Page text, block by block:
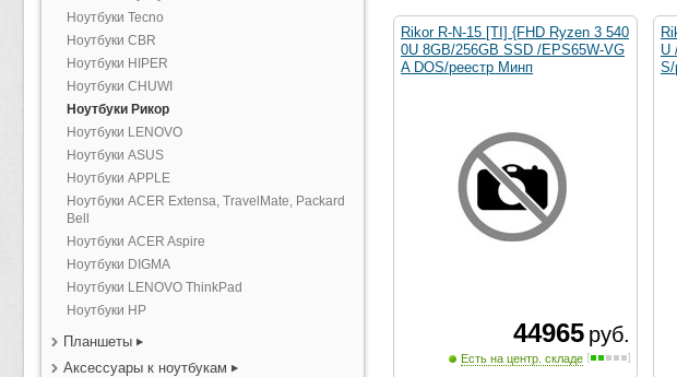
Ноутбуки Tecno
Ноутбуки CBR
Ноутбуки HIPER
Ноутбуки CHUWI
Ноутбуки Рикор
Ноутбуки LENOVO
Ноутбуки ASUS
Ноутбуки APPLE
Ноутбуки ACER Extensa, TravelMate, Packard
Bell
Ноутбуки ACER Aspire
Ноутбуки DIGMA
Ноутбуки LENOVO ThinkPad
Ноутбуки HP
Планшеты
Аксессуары к ноутбукам
Rikor R-N-15 [TI] {FHD Ryzen 3 540
0U 8GB/256GB SSD /EPS65W-VG
A DOS/реестр Минп
44965 руб.
Есть на центр. складе
U
S/